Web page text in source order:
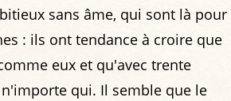
sans âme, qui sont là pour
: ils ont tendance à croire que
eux et qu'avec trente
qui. Il semble que le